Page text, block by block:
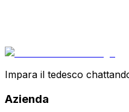
Impara il tedesco
Azienda